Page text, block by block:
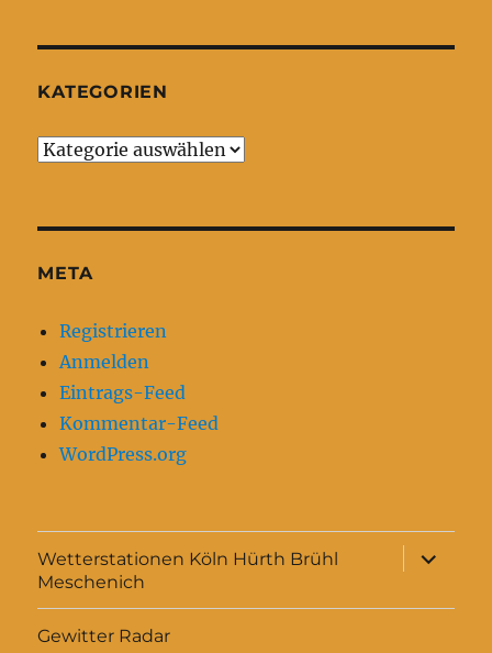
KATEGORIEN
Kategorien
META
Registrieren
Anmelden
Eintrags-Feed
Kommentar-Feed
WordPress.org
Wetterstationen Köln Hürth Brühl
Meschenich
anzeigen
Gewitter Radar